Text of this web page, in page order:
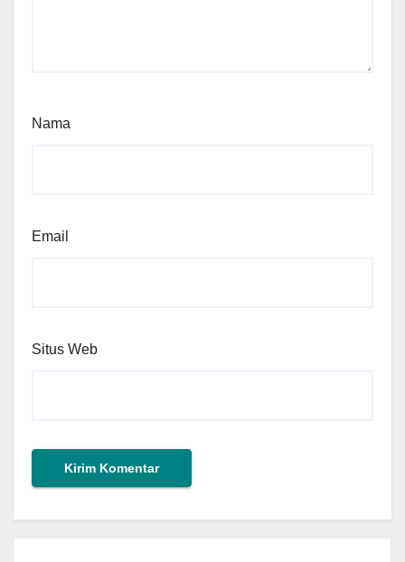
Nama
Email
Situs Web